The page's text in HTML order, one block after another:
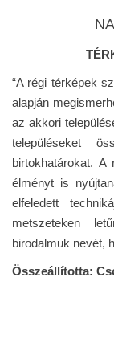
“A régi térképek
alapján
az akkori
településeket
birtokhatárokat.
élményt is
elfeledett
metszeteken
birodalmuk nevét,
Összeállította: